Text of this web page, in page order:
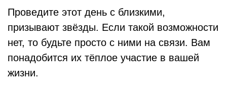
Проведите этот день с близкими,
призывают звёзды. Если такой возможности
нет, то будьте просто с ними на связи. Вам
понадобится их тёплое участие в вашей
жизни.